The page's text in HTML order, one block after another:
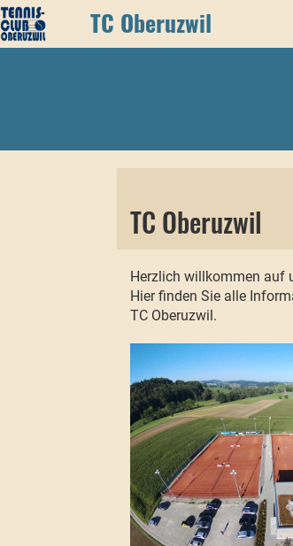
TC Oberuzwil
TC Oberuzwil
Herzlich willkommen auf
Hier finden Sie alle
TC Oberuzwil.